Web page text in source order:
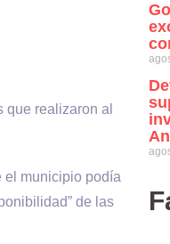
realizaron al
el municipio podía
de las